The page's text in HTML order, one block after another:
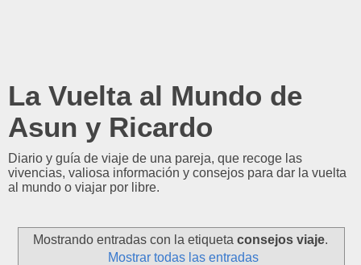
La Vuelta al Mundo de
Asun y Ricardo
Diario y guía de viaje de una pareja, que recoge las
vivencias, valiosa información y consejos para dar la vuelta
al mundo o viajar por libre.
Mostrando entradas con la etiqueta consejos viaje.
Mostrar todas las entradas